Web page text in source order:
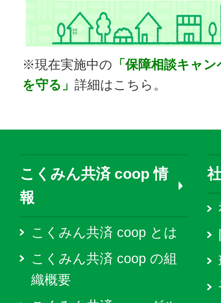
※現在実施中の 「保障相談キャ
を守る」 詳細はこちら。
こくみん共済 coop 情
報
こくみん共済 coop とは
こくみん共済 coop の組
織概要